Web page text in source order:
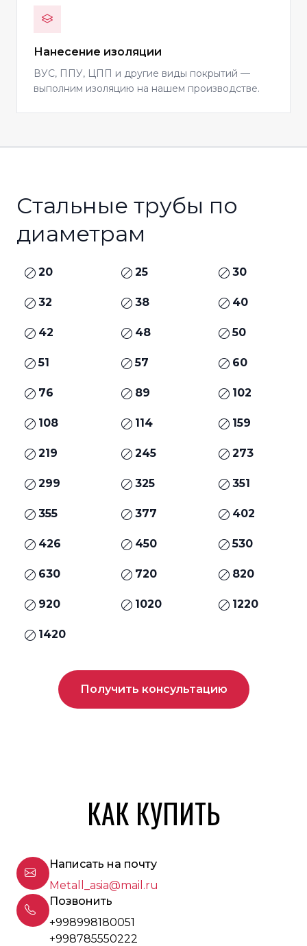
Нанесение изоляции
ВУС, ППУ, ЦПП и другие виды покрытий —
выполним изоляцию на нашем производстве.
Стальные трубы по
диаметрам
20 25 30
32 38 40
42 48 50
51 57 60
76 89 102
108 114 159
219 245 273
299 325 351
355 377 402
426 450 530
630 720 820
920 1020 1220
1420
Получить консультацию
КАК КУПИТЬ
Написать на почту
Metall_asia@mail.ru
Позвонить
+998998180051
+998785550222